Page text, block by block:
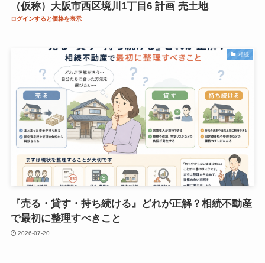
（仮称）大阪市西区境川1丁目6 計画 売土地
ログインすると価格を表示
相続
『売る・貸す・持ち続ける』どれが正解？相続不動産
で最初に整理すべきこと
2026-07-20